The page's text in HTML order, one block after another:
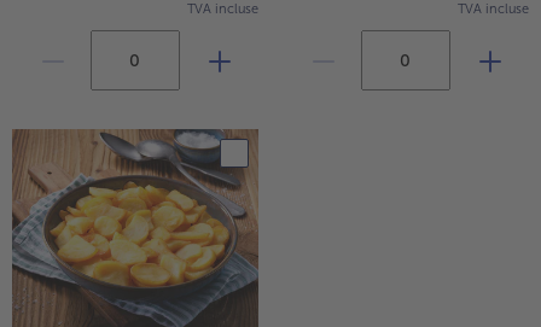
TVA incluse TVA incluse